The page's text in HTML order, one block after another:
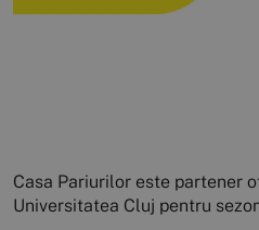
Casa Pariurilor este partener
Universitatea Cluj pentru